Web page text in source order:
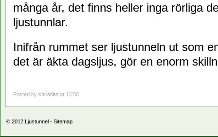
många år, det finns heller inga rörliga
ljustunnlar.
Inifrån rummet ser ljustunneln ut som
det är äkta dagsljus, gör en enorm
Posted by christian at 13:58
© 2012 Ljustunnel - Sitemap